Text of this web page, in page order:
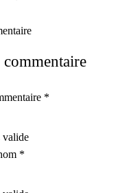
*
valide
*